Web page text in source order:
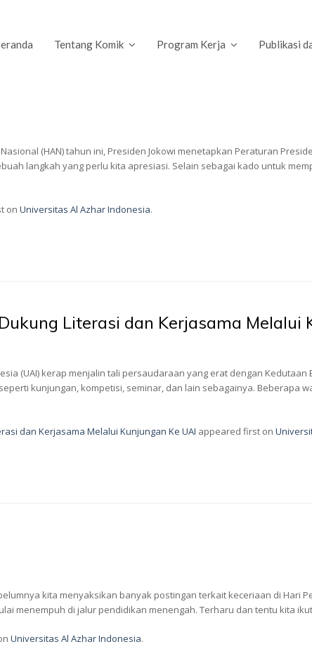
Tentang Komik Program Kerja Publikasi
(HAN) tahun ini, Presiden Jokowi menetapkan Peraturan
langkah yang perlu kita apresiasi. Selain sebagai kado untuk
on Universitas Al Azhar Indonesia.
Literasi dan Kerjasama Melalui
(UAI) kerap menjalin tali persaudaraan yang erat dengan
kunjungan, kompetisi, seminar, dan lain sebagainya. Beberapa
dan Kerjasama Melalui Kunjungan Ke UAI appeared first on
kita menyaksikan banyak postingan terkait keceriaan di Hari
menempuh di jalur pendidikan menengah. Terharu dan tentu kita
Universitas Al Azhar Indonesia.